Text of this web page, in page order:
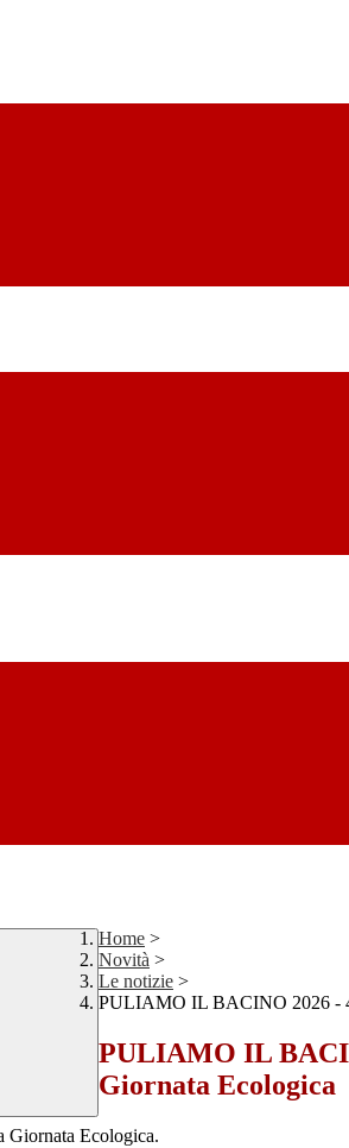
Home >
Novità >
Le notizie >
PULIAMO IL BACINO 2026 -
PULIAMO IL
Giornata Ecologica
Giornata Ecologica.